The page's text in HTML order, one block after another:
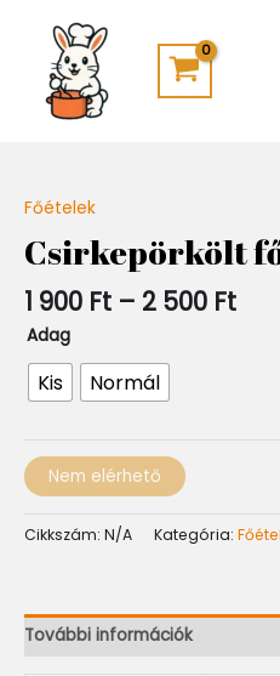
content
Főételek
Csirkepörkölt
1 900 Ft – 2 500 Ft
1
-
2
Adag
Kis Normál
Nem elérhető
Cikkszám: N/A Kategória:
További információk